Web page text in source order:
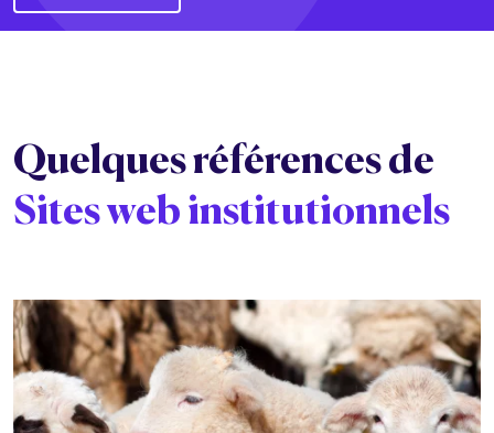
Quelques références de
Sites web institutionnels